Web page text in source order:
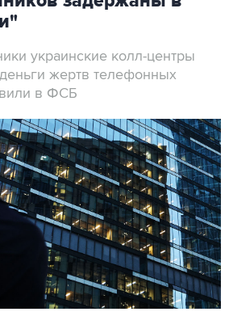
украинские колл-центры
жертв телефонных
в ФСБ